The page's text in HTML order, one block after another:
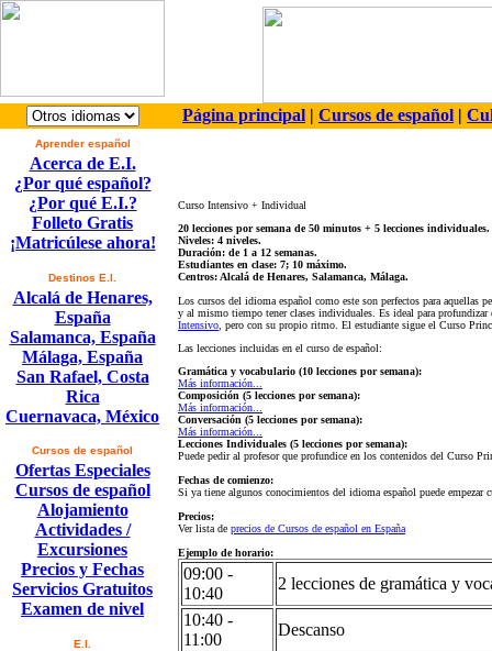
Página principal | Cursos de español |
Aprender español
Acerca de E.I.
¿Por qué español?
¿Por qué E.I.?
Folleto Gratis
¡Matricúlese ahora!
Destinos E.I.
Alcalá de Henares,
España
Salamanca, España
Málaga, España
San Rafael, Costa
Rica
Cuernavaca, México
Cursos de español
Ofertas Especiales
Cursos de español
Alojamiento
Actividades /
Excursiones
Precios y Fechas
Servicios Gratuitos
Examen de nivel
E.I.
Curso Intensivo + Individual
20 lecciones por semana de 50 minutos + 5 lecciones individuales.
Niveles: 4 niveles.
Duración: de 1 a 12 semanas.
Estudiantes en clase: 7; 10 máximo.
Centros: Alcalá de Henares, Salamanca, Málaga.
Los cursos del idioma español como este son perfectos para aquellas
y al mismo tiempo tener clases individuales. Es ideal para
Intensivo , pero con su propio ritmo. El estudiante sigue el Curso
Las lecciones incluidas en el curso de español:
Gramática y vocabulario (10 lecciones por semana):
Más información...
Composición (5 lecciones por semana):
Más información...
Conversación (5 lecciones por semana):
Más información...
Lecciones Individuales (5 lecciones por semana):
Puede pedir al profesor que profundice en los contenidos del Curso
Fechas de comienzo:
Si ya tiene algunos conocimientos del idioma español puede
Precios:
Ver lista de precios de Cursos de español en España
Ejemplo de horario:
09:00 -
10:40
2 lecciones de gramática y
10:40 -
11:00
Descanso